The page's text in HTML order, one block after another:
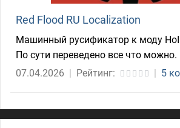
Red Flood RU Localization
Машинный русификатор к моду HoI
По сути переведено все что можно.
07.04.2026 | Рейтинг: | 5